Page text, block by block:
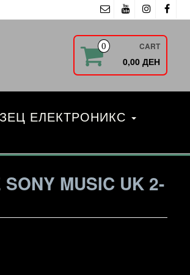
0 CART
0,00 ДЕН
ЗЕЦ ЕЛЕКТРОНИКС
MUSIC UK 2-